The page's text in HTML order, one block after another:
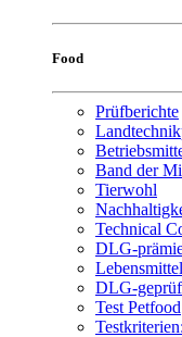
Food
Prüfberichte
Band der
Tierwohl
Technical
DLG-
DLG-
Test Petfood